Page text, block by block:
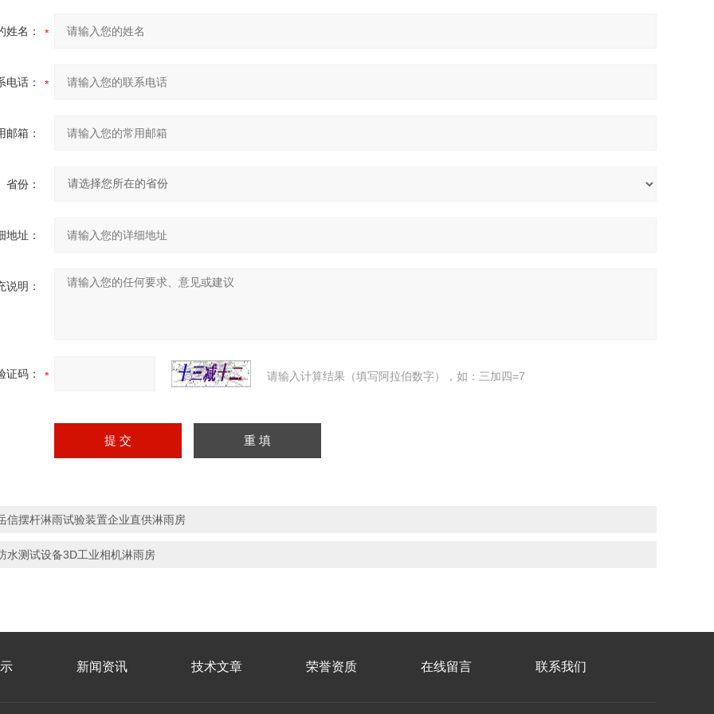
姓名：
电话：
邮箱：
省份：
地址：
说明：
证码： 请输入计算结果（填写阿拉伯数字），如：三加四=7
信摆杆淋雨试验装置企业直供淋雨房
水测试设备3D工业相机淋雨房
新闻资讯 技术文章 荣誉资质 在线留言 联系我们